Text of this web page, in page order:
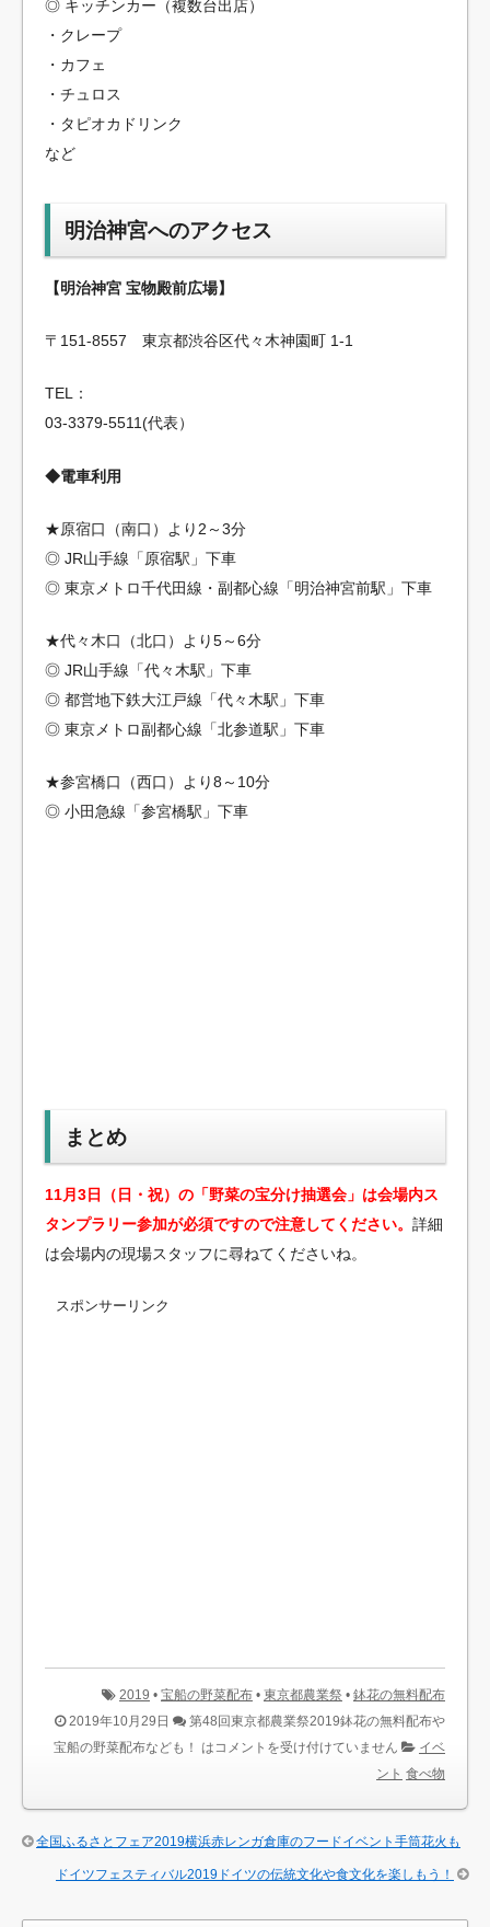
◎ キッチンカー（複数台出店）
・クレープ
・カフェ
・チュロス
・タピオカドリンク
など
明治神宮へのアクセス
【明治神宮 宝物殿前広場】
〒151-8557 東京都渋谷区代々木神園町 1-1
TEL：
03-3379-5511(代表）
◆電車利用
★原宿口（南口）より2～3分
◎ JR山手線「原宿駅」下車
◎ 東京メトロ千代田線・副都心線「明治神宮前駅」下車
★代々木口（北口）より5～6分
◎ JR山手線「代々木駅」下車
◎ 都営地下鉄大江戸線「代々木駅」下車
◎ 東京メトロ副都心線「北参道駅」下車
★参宮橋口（西口）より8～10分
◎ 小田急線「参宮橋駅」下車
まとめ
11月3日（日・祝）の「野菜の宝分け抽選会」は会場内ス
タンプラリー参加が必須ですので注意してください。 詳細
は会場内の現場スタッフに尋ねてくださいね。
スポンサーリンク
2019 • 宝船の野菜配布 • 東京都農業祭 • 鉢花の無料配布
2019年10月29日
第48回東京都農業祭2019鉢花の無料配布や
宝船の野菜配布なども！ は コメントを受け付けていません
イベ
ント 食べ物
全国ふるさとフェア2019横浜赤レンガ倉庫のフードイベント手筒花火も
ドイツフェスティバル2019ドイツの伝統文化や食文化を楽しもう！